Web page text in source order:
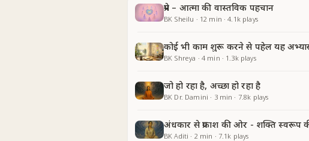
प्रेम – आत्मा की वास्तविक पहचान
BK Sheilu · 12 min ·4.1kplays
कोई भी काम शुरू करने से पहेल यह
BK Shreya · 4 min · 1.3kplays
जो हो रहा है, अच्छा हो रहा है
BK Dr. Damini · 3min · 7.8k plays
अंधकार से प्रकाश की ओर - शक्ति स्वरूप
BK Aditi · 2 min · 7.1k plays